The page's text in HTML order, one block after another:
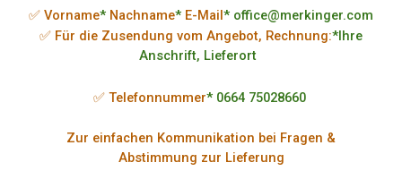
✅ Vorname* Nachname* E-Mail* office@merkinger.com
✅ Für die Zusendung vom Angebot, Rechnung:*Ihre
Anschrift, Lieferort
✅ Telefonnummer* 0664 75028660
Zur einfachen Kommunikation bei Fragen &
Abstimmung zur Lieferung